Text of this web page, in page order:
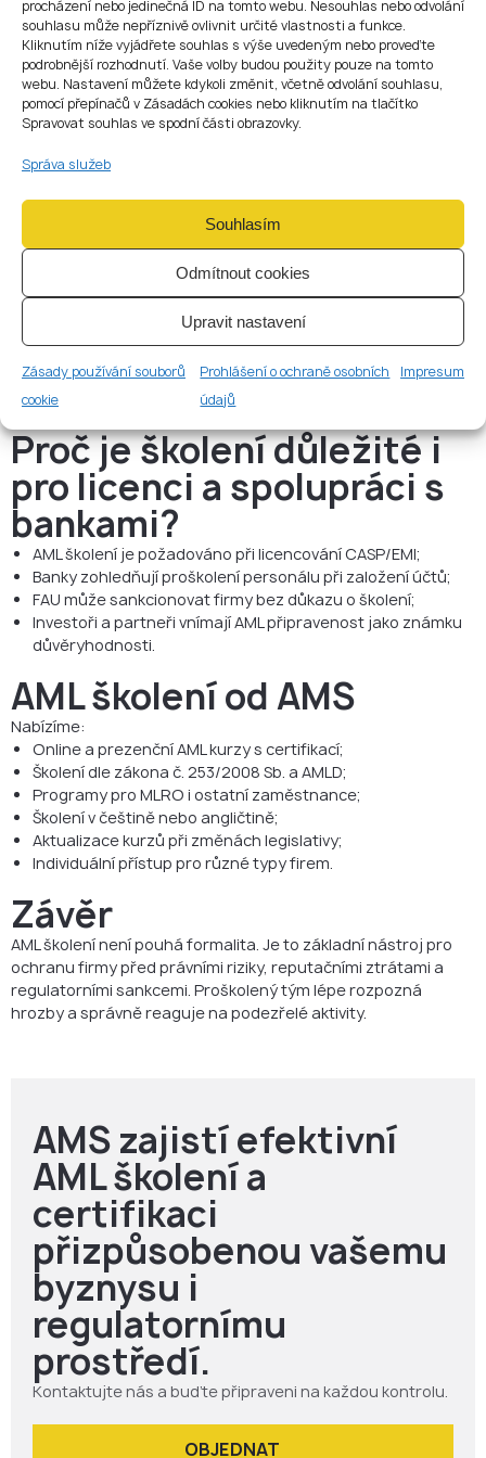
procházení nebo jedinečná ID na tomto webu. Nesouhlas nebo odvolání
souhlasu může nepříznivě ovlivnit určité vlastnosti a funkce.
Kliknutím níže vyjádřete souhlas s výše uvedeným nebo proveďte
podrobnější rozhodnutí. Vaše volby budou použity pouze na tomto
webu. Nastavení můžete kdykoli změnit, včetně odvolání souhlasu,
pomocí přepínačů v Zásadách cookies nebo kliknutím na tlačítko
Spravovat souhlas ve spodní části obrazovky.
Správa služeb
Souhlasím
Odmítnout cookies
Upravit nastavení
Zásady používání souborů
cookie
Prohlášení o ochraně osobních
údajů
Impresum
Školení v kanceláři nebo externí zasedací místnosti;
Přímý kontakt s lektorem a prostor pro otázky;
Možnost skupinových případových studií.
Individuální školení pro MLRO
Praktická příprava na SAR podávání;
Certifikace a doložení
odbornosti
Po absolvování školení účastník obdrží:
Certifikát AML školení (v češtině nebo angličtině);
Protokol o absolvování a testu;
Dokumenty vhodné jako příloha k licenční dokumentaci (např.
pro ČNB, FAU nebo banky).
Proč je školení důležité i
pro licenci a spolupráci s
bankami?
AML školení je požadováno při licencování CASP/EMI;
Banky zohledňují proškolení personálu při založení účtů;
FAU může sankcionovat firmy bez důkazu o školení;
Investoři a partneři vnímají AML připravenost jako známku
důvěryhodnosti.
AML školení od AMS
Nabízíme:
Online a prezenční AML kurzy s certifikací;
Školení dle zákona č. 253/2008 Sb. a AMLD;
Programy pro MLRO i ostatní zaměstnance;
Školení v češtině nebo angličtině;
Aktualizace kurzů při změnách legislativy;
Individuální přístup pro různé typy firem.
Závěr
AML školení není pouhá formalita. Je to základní nástroj pro
ochranu firmy před právními riziky, reputačními ztrátami a
regulatorními sankcemi. Proškolený tým lépe rozpozná
hrozby a správně reaguje na podezřelé aktivity.
AMS zajistí efektivní
AML školení a
certifikaci
přizpůsobenou vašemu
byznysu i
regulatornímu
prostředí.
Kontaktujte nás a buďte připraveni na každou kontrolu.
OBJEDNAT